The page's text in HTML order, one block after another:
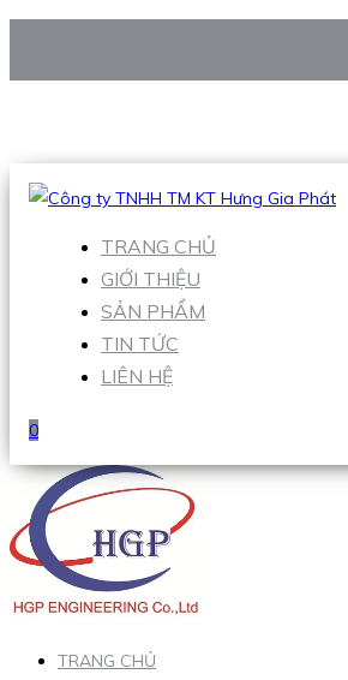
Hotline:0938 906 663
TRANG CHỦ
GIỚI THIỆU
SẢN PHẨM
TIN TỨC
LIÊN HỆ
0
TRANG CHỦ